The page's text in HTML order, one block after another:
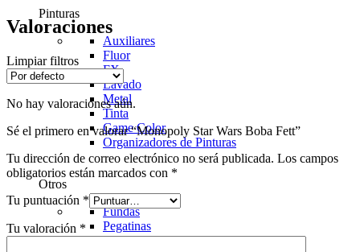
Pinturas
Auxiliares
Fluor
FX
Lavado
Metal
Tinta
Game Color
Organizadores de Pinturas
Otros
Fundas
Pegatinas
Insertos
Valoraciones
Limpiar filtros
No hay valoraciones aún.
Sé el primero en valorar “Monopoly Star Wars Boba Fett”
Tu dirección de correo electrónico no será publicada. Los campos
obligatorios están marcados con *
Tu puntuación *
Tu valoración *